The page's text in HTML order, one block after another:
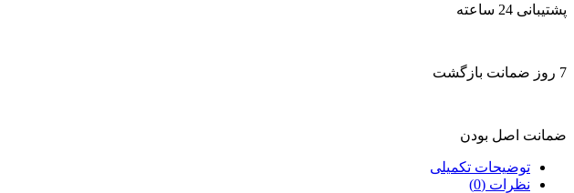
پشتیبانی 24 ساعته
7 روز ضمانت بازگشت
ضمانت اصل بودن
توضیحات تکمیلی
نظرات (0)